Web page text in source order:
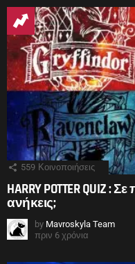
559 Κοινοποιήσεις
HARRY POTTER QUIZ :
ανήκεις;
by Mavroskyla Team
πριν 6 χρόνια